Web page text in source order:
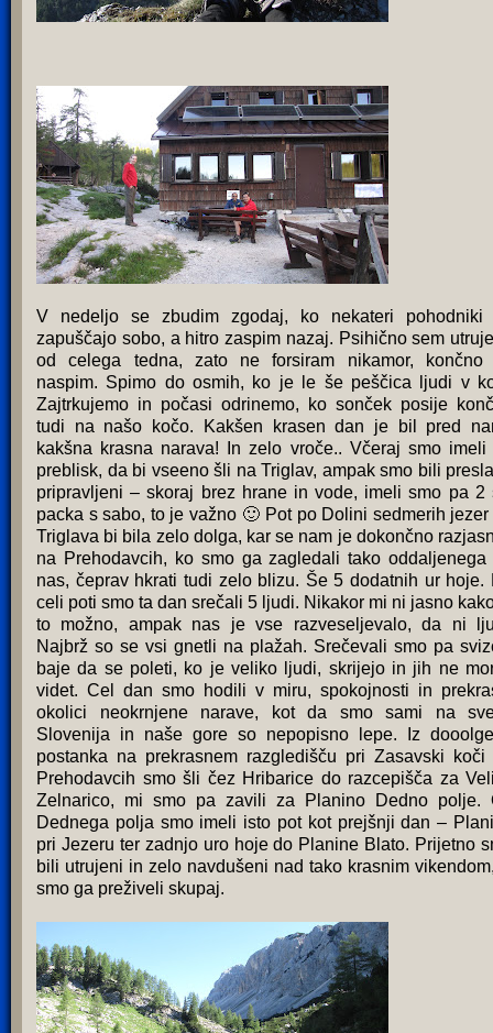
V nedeljo se zbudim zgodaj, ko nekateri pohodniki
zapuščajo sobo, a hitro zaspim nazaj. Psihično sem
od celega tedna, zato ne forsiram nikamor, končno
naspim. Spimo do osmih, ko je le še peščica ljudi v
Zajtrkujemo in počasi odrinemo, ko sonček posije
tudi na našo kočo. Kakšen krasen dan je bil pred
kakšna krasna narava! In zelo vroče.. Včeraj smo imeli
preblisk, da bi vseeno šli na Triglav, ampak smo bili
pripravljeni – skoraj brez hrane in vode, imeli smo pa 2
packa s sabo, to je važno 🙂 Pot po Dolini sedmerih jezer
Triglava bi bila zelo dolga, kar se nam je dokončno
na Prehodavcih, ko smo ga zagledali tako oddaljenega
nas, čeprav hkrati tudi zelo blizu. Še 5 dodatnih ur hoje.
celi poti smo ta dan srečali 5 ljudi. Nikakor mi ni jasno
to možno, ampak nas je vse razveseljevalo, da ni
Najbrž so se vsi gnetli na plažah. Srečevali smo pa
baje da se poleti, ko je veliko ljudi, skrijejo in jih ne
videt. Cel dan smo hodili v miru, spokojnosti in
okolici neokrnjene narave, kot da smo sami na
Slovenija in naše gore so nepopisno lepe. Iz
postanka na prekrasnem razgledišču pri Zasavski koči
Prehodavcih smo šli čez Hribarice do razcepišča za
Zelnarico, mi smo pa zavili za Planino Dedno polje.
Dednega polja smo imeli isto pot kot prejšnji dan –
pri Jezeru ter zadnjo uro hoje do Planine Blato. Prijetno
bili utrujeni in zelo navdušeni nad tako krasnim
smo ga preživeli skupaj.